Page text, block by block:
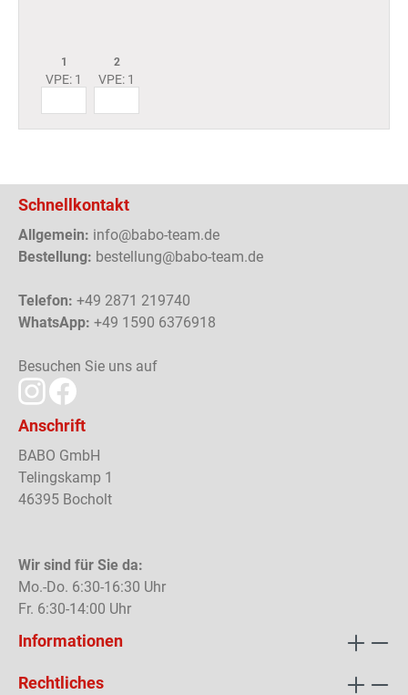
1
VPE: 1
2
VPE: 1
Schnellkontakt
Allgemein: info@babo-team.de
Bestellung: bestellung@babo-team.de
Telefon: +49 2871 219740
WhatsApp: +49 1590 6376918
Besuchen Sie uns auf
Anschrift
BABO GmbH
Telingskamp 1
46395 Bocholt
Wir sind für Sie da:
Mo.-Do. 6:30-16:30 Uhr
Fr. 6:30-14:00 Uhr
Informationen
Rechtliches